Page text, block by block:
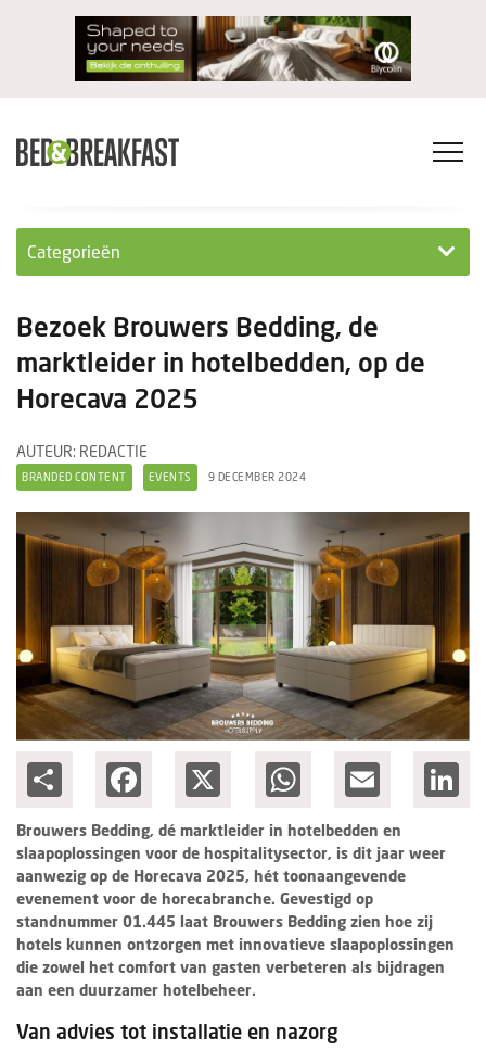
Categorieën
Wet- en regelgeving
Internationaal
Interviews
Ondernemen
Bezoek Brouwers Bedding, de
marktleider in hotelbedden, op de
Horecava 2025
AUTEUR: REDACTIE
BRANDED CONTENT EVENTS 9 DECEMBER 2024
Facebook WhatsAppEmail
Brouwers Bedding, dé marktleider in hotelbedden en
slaapoplossingen voor de hospitalitysector, is dit jaar weer
aanwezig op de Horecava 2025, hét toonaangevende
evenement voor de horecabranche. Gevestigd op
standnummer 01.445 laat Brouwers Bedding zien hoe zij
hotels kunnen ontzorgen met innovatieve slaapoplossingen
die zowel het comfort van gasten verbeteren als bijdragen
aan een duurzamer hotelbeheer.
Van advies tot installatie en nazorg